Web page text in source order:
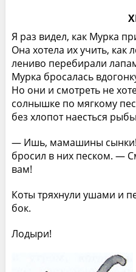
Я раз видел, как Мурка
Она хотела их учить,
лениво перебирали
Мурка бросалась
Но они и смотреть не
солнышке по мягкому
без хлопот наесться
— Ишь, мамашины сынки!
бросил в них песком. —
вам!
Коты тряхнули ушами и
бок.
Лодыри!